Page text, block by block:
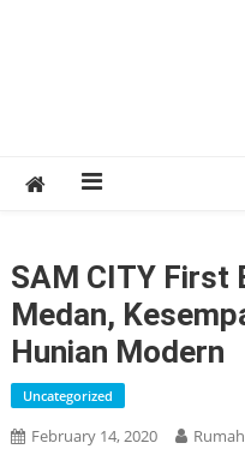
SAM CITY First
Medan,
Hunian Modern
Uncategorized
February 14, 2020